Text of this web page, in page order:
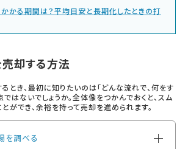
かる期間は？平均目安と長期化したときの打
却する方法
とき、最初に知りたいのは「どんな流れで、何をす
ではないでしょうか。全体像をつかんでおくと、スム
ができ、余裕を持って売却を進められます。
を調べる